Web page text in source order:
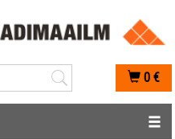
Mobiilis otsimise sisestus
0 €